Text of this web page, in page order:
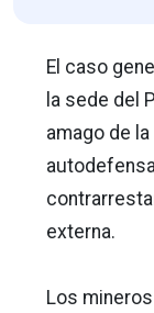
El caso
la sede del
amago de
externa.
Los